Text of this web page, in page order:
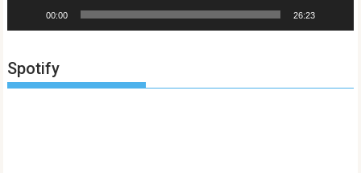
00:00 26:23
Spotify